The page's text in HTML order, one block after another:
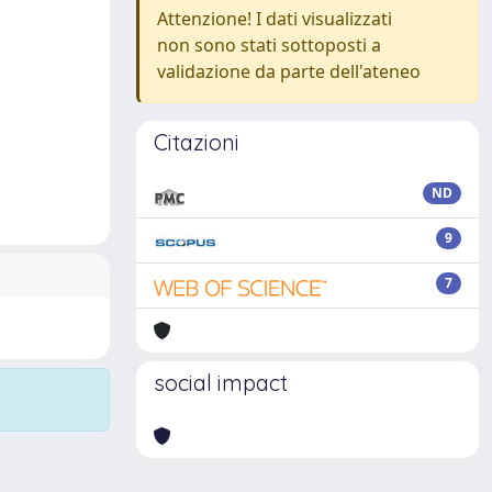
Attenzione! I dati visualizzati
non sono stati sottoposti a
validazione da parte dell'ateneo
Citazioni
ND
9
7
social impact